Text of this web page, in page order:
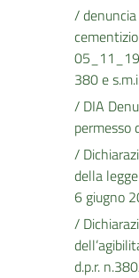
/
380 e
/ DIA
permesso
/
della
6 giugno
/
d.p.r.